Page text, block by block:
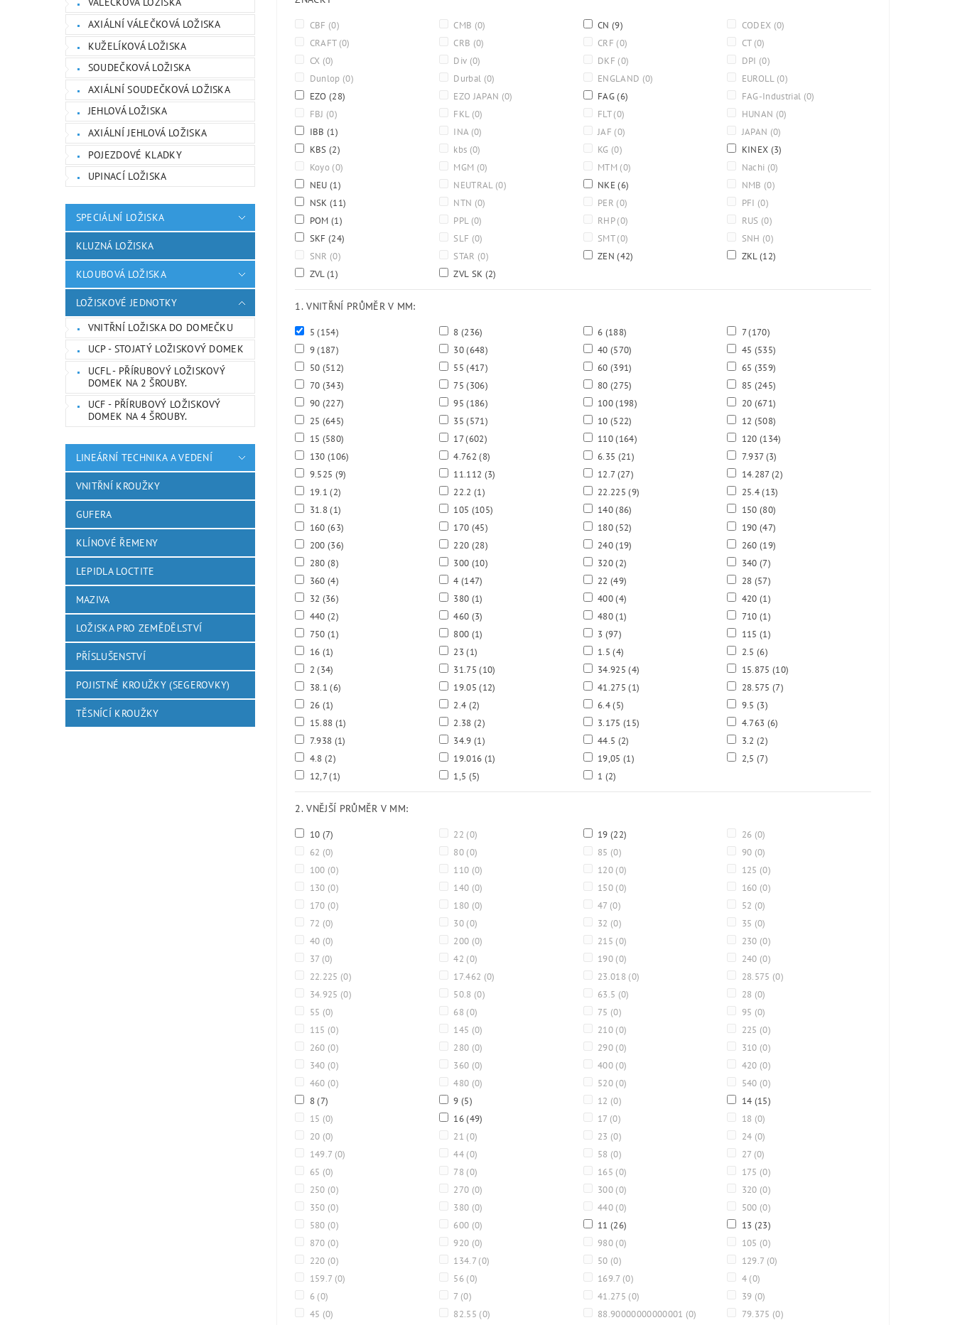
AXIÁLNÍ VÁLEČKOVÁ LOŽISKA
KUŽELÍKOVÁ LOŽISKA
SOUDEČKOVÁ LOŽISKA
AXIÁLNÍ SOUDEČKOVÁ LOŽISKA
JEHLOVÁ LOŽISKA
AXIÁLNÍ JEHLOVÁ LOŽISKA
POJEZDOVÉ KLADKY
UPINACÍ LOŽISKA
SPECIÁLNÍ LOŽISKA
KLUZNÁ LOŽISKA
KLOUBOVÁ LOŽISKA
LOŽISKOVÉ JEDNOTKY
VNITŘNÍ LOŽISKA DO DOMEČKU
UCP - STOJATÝ LOŽISKOVÝ DOMEK
UCFL - PŘÍRUBOVÝ LOŽISKOVÝ
DOMEK NA 2 ŠROUBY.
UCF - PŘÍRUBOVÝ LOŽISKOVÝ
DOMEK NA 4 ŠROUBY.
LINEÁRNÍ TECHNIKA A VEDENÍ
VNITŘNÍ KROUŽKY
GUFERA
KLÍNOVÉ ŘEMENY
LEPIDLA LOCTITE
MAZIVA
LOŽISKA PRO ZEMĚDĚLSTVÍ
PŘÍSLUŠENSTVÍ
POJISTNÉ KROUŽKY (SEGEROVKY)
TĚSNÍCÍ KROUŽKY
CBF (0) CMB (0) CN(9) CODEX (0)
CRAFT (0) CRB (0) CRF (0) CT (0)
CX (0) Div (0) DKF (0) DPI (0)
Dunlop (0) Durbal (0) ENGLAND (0) EUROLL (0)
EZO (28) EZO JAPAN (0) FAG(6) FAG-Industrial (0)
FBJ (0) FKL (0) FLT(0) HUNAN (0)
IBB (1) INA (0) JAF (0) JAPAN (0)
KBS (2) kbs (0) KG (0) KINEX (3)
Koyo (0) MGM (0) MTM (0) Nachi (0)
NEU (1) NEUTRAL (0) NKE(6) NMB (0)
NSK (11) NTN (0) PER (0) PFI (0)
POM (1) PPL (0) RHP(0) RUS (0)
SKF (24) SLF (0) SMT(0) SNH (0)
SNR (0) STAR (0) ZEN(42) ZKL(12)
ZVL(1) ZVL SK (2)
1. VNITŘNÍ PRŮMĚR V MM:
5(154) 8(236) 6 (188) 7(170)
9(187) 30(648) 40(570) 45 (535)
50 (512) 55(417) 60(391) 65 (359)
70 (343) 75(306) 80(275) 85 (245)
90 (227) 95(186) 100(198) 20 (671)
25 (645) 35(571) 10(522) 12 (508)
15 (580) 17(602) 110(164) 120(134)
130 (106) 4.762(8) 6.35 (21) 7.937(3)
9.525 (9) 11.112 (3) 12.7(27) 14.287(2)
19.1(2) 22.2 (1) 22.225(9) 25.4(13)
31.8(1) 105 (105) 140(86) 150(80)
160 (63) 170 (45) 180(52) 190(47)
200 (36) 220 (28) 240(19) 260(19)
280 (8) 300 (10) 320(2) 340(7)
360 (4) 4(147) 22(49) 28 (57)
32 (36) 380 (1) 400(4) 420(1)
440 (2) 460 (3) 480(1) 710(1)
750 (1) 800 (1) 3 (97) 115(1)
16 (1) 23(1) 1.5(4) 2.5(6)
2(34) 31.75(10) 34.925(4) 15.875(10)
38.1(6) 19.05(12) 41.275(1) 28.575(7)
26 (1) 2.4 (2) 6.4(5) 9.5(3)
15.88 (1) 2.38 (2) 3.175(15) 4.763 (6)
7.938 (1) 34.9 (1) 44.5 (2) 3.2(2)
4.8 (2) 19.016 (1) 19,05(1) 2,5(7)
12,7(1) 1,5 (5) 1 (2)
2. VNĚJŠÍ PRŮMĚR V MM:
10 (7) 22 (0) 19(22) 26 (0)
62 (0) 80 (0) 85 (0) 90 (0)
100 (0) 110 (0) 120 (0) 125 (0)
130 (0) 140 (0) 150 (0) 160 (0)
170 (0) 180 (0) 47 (0) 52 (0)
72 (0) 30 (0) 32 (0) 35 (0)
40 (0) 200 (0) 215 (0) 230 (0)
37 (0) 42 (0) 190 (0) 240 (0)
22.225 (0) 17.462 (0) 23.018 (0) 28.575 (0)
34.925 (0) 50.8 (0) 63.5 (0) 28 (0)
55 (0) 68 (0) 75 (0) 95 (0)
115 (0) 145 (0) 210 (0) 225 (0)
260 (0) 280 (0) 290 (0) 310 (0)
340 (0) 360 (0) 400 (0) 420 (0)
460 (0) 480 (0) 520 (0) 540 (0)
8(7) 9(5) 12 (0) 14 (15)
15 (0) 16(49) 17 (0) 18 (0)
20 (0) 21 (0) 23 (0) 24 (0)
149.7 (0) 44 (0) 58 (0) 27 (0)
65 (0) 78 (0) 165 (0) 175 (0)
250 (0) 270 (0) 300 (0) 320 (0)
350 (0) 380 (0) 440 (0) 500 (0)
580 (0) 600 (0) 11(26) 13 (23)
870 (0) 920 (0) 980 (0) 105 (0)
220 (0) 134.7 (0) 50 (0) 129.7 (0)
159.7 (0) 56 (0) 169.7 (0) 4 (0)
6 (0) 7 (0) 41.275 (0) 39 (0)
45 (0) 82.55 (0) 88.90000000000001 (0) 79.375 (0)